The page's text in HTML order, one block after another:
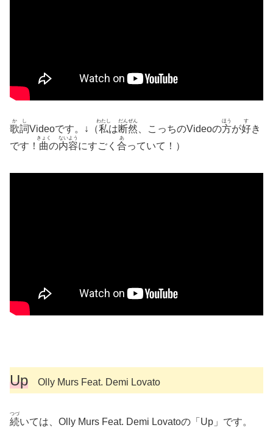
歌詞
かし
Videoです。↓（私
わたし
は断然
だんぜん
、こっちのVideoの方
ほう
が好
す
き
です！ 曲
きょく
の内容
ないよう
にすごく 合
あ
っていて！）
Up Olly Murs Feat. Demi Lovato
続
つづ
いては、Olly Murs Feat. Demi Lovatoの「Up」です。